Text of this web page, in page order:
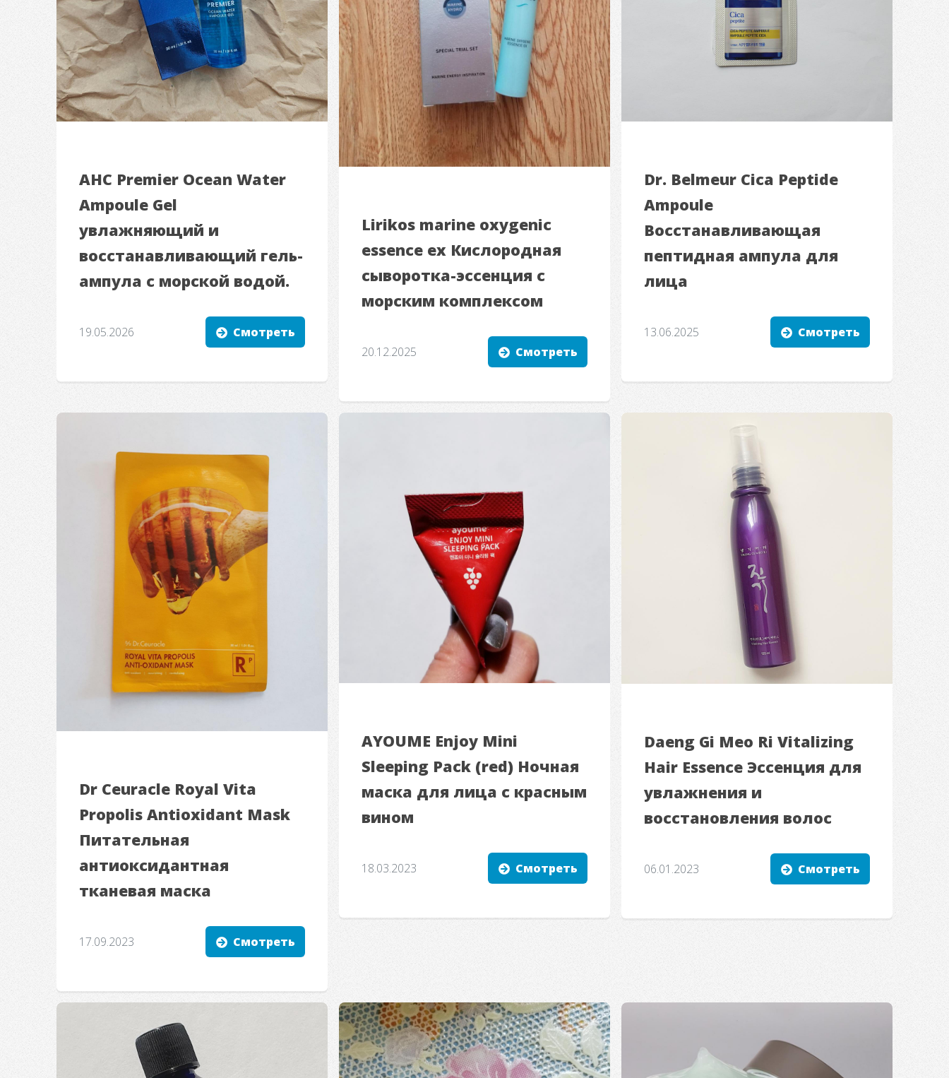
AHC Premier Ocean Water
Ampoule Gel
увлажняющий и
восстанавливающий гель-
ампула с морской водой.
19.05.2026 Смотреть
Lirikos marine oxygenic
essence ex Кислородная
сыворотка-эссенция с
морским комплексом
20.12.2025 Смотреть
Dr. Belmeur Cica Peptide
Ampoule
Восстанавливающая
пептидная ампула для
лица
13.06.2025 Смотреть
Dr Ceuracle Royal Vita
Propolis Antioxidant Mask
Питательная
антиоксидантная
тканевая маска
17.09.2023 Смотреть
AYOUME Enjoy Mini
Sleeping Pack (red) Ночная
маска для лица с красным
вином
18.03.2023 Смотреть
Daeng Gi Meo Ri Vitalizing
Hair Essence Эссенция для
увлажнения и
восстановления волос
06.01.2023 Смотреть